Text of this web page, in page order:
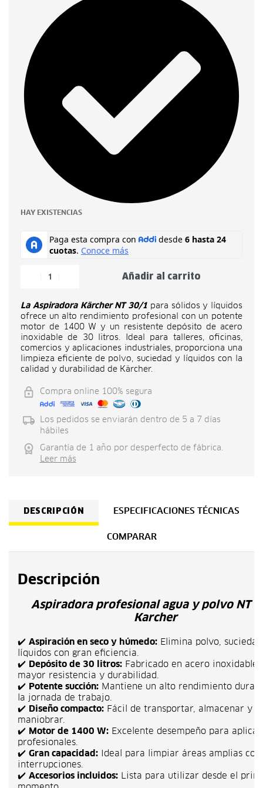
HAY EXISTENCIAS
Añadir al carrito
La Aspiradora Kärcher NT 30/1 para sólidos y líquidos
ofrece un alto rendimiento profesional con un potente
motor de 1400 W y un resistente depósito de acero
inoxidable de 30 litros. Ideal para talleres, oficinas,
comercios y aplicaciones industriales, proporciona una
limpieza eficiente de polvo, suciedad y líquidos con la
calidad y durabilidad de Kärcher.
Compra online 100% segura
Los pedidos se enviarán dentro de 5 a 7 días
hábiles
Garantía de 1 año por desperfecto de fábrica.
Leer más
DESCRIPCIÓN ESPECIFICACIONES TÉCNICAS
COMPARAR
Descripción
Aspiradora profesional agua y polvo NT
Karcher
✔️ Aspiración en seco y húmedo: Elimina polvo,
líquidos con gran eficiencia.
✔️ Depósito de 30 litros: Fabricado en acero inoxidable
mayor resistencia y durabilidad.
✔️ Potente succión: Mantiene un alto rendimiento
la jornada de trabajo.
✔️ Diseño compacto: Fácil de transportar, almacenar y
maniobrar.
✔️ Motor de 1400 W: Excelente desempeño para
profesionales.
✔️ Gran capacidad: Ideal para limpiar áreas amplias con
interrupciones.
✔️ Accesorios incluidos: Lista para utilizar desde el